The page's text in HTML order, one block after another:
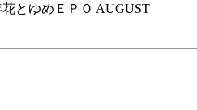
とゆめＥＰＯ AUGUST